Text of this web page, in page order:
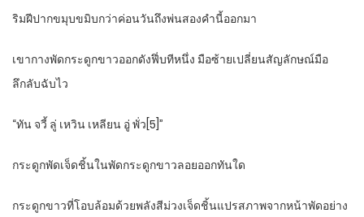
ริมฝีปากขมุบขมิบกว่าค่อนวันถึงพ่นสองคำนี้ออกมา
เขากางพัดกระดูกขาวออกดังฟึ่บทีหนึ่ง มือซ้ายเปลี่ยนสัญลักษณ์มือ
ลึกลับฉับไว
“ทัน จวี้ ลู่ เหวิน เหลียน อู่ พั่ว[5]”
กระดูกพัดเจ็ดชิ้นในพัดกระดูกขาวลอยออกทันใด
กระดูกขาวที่โอบล้อมด้วยพลังสีม่วงเจ็ดชิ้นแปรสภาพจากหน้าพัดอย่าง